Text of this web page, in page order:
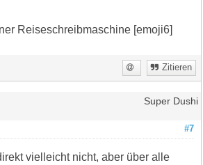
Reiseschreibmaschine [emoji6]
Zitieren
Super Dushi
#7
vielleicht nicht, aber über alle